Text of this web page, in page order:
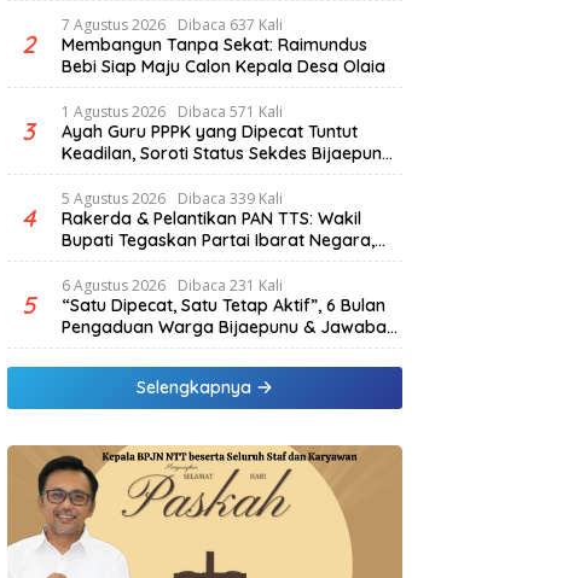
Beredar
2
7 Agustus 2026 Dibaca 637 Kali
Membangun Tanpa Sekat: Raimundus
Bebi Siap Maju Calon Kepala Desa Olaia
3
1 Agustus 2026 Dibaca 571 Kali
Ayah Guru PPPK yang Dipecat Tuntut
Keadilan, Soroti Status Sekdes Bijaepunu
yang Masih Aktif Bekerja
4
5 Agustus 2026 Dibaca 339 Kali
Rakerda & Pelantikan PAN TTS: Wakil
Bupati Tegaskan Partai Ibarat Negara,
SPK Buka Kabar Sawah 3.000 Hektar &
Larangan Politik Uang
5
6 Agustus 2026 Dibaca 231 Kali
“Satu Dipecat, Satu Tetap Aktif”, 6 Bulan
Pengaduan Warga Bijaepunu & Jawaban
Asisten I TTS: Pelan-pelan, Tapi Pasti.
Selengkapnya